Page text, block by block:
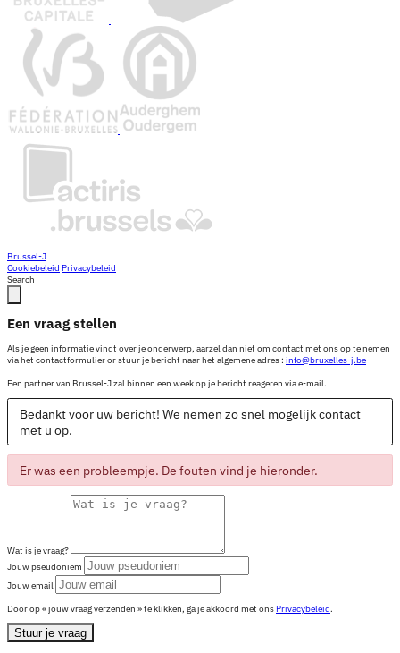
Brussel-J
Cookiebeleid Privacybeleid
Search
Een vraag stellen
Als je geen informatie vindt over je onderwerp, aarzel dan niet om contact met ons op te nemen
via het contactformulier or stuur je bericht naar het algemene adres : info@bruxelles-j.be
Een partner van Brussel-J zal binnen een week op je bericht reageren via e-mail.
Bedankt voor uw bericht! We nemen zo snel mogelijk contact
met u op.
Er was een probleempje. De fouten vind je hieronder.
Wat is je vraag?
Jouw pseudoniem
Jouw email
Door op « jouw vraag verzenden » te klikken, ga je akkoord met ons Privacybeleid.
Stuur je vraag